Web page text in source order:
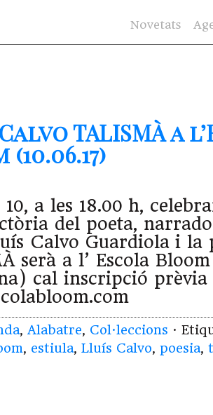
Novetats
TALISMÀ a
10, a les 18.00 h,
del poeta,
Calvo Guardiola i la
serà a l’ Escola
cal inscripció prèvia
, Alabatre, Col·leccions ·
, estiula, Lluís Calvo, poesia,